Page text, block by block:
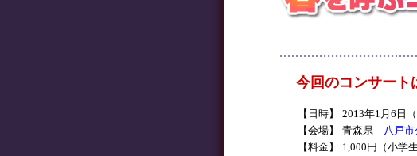
今回のコンサート
【日時】
2013年1月6日
【会場】
青森県 八戸
【料金】
1,000円（小学